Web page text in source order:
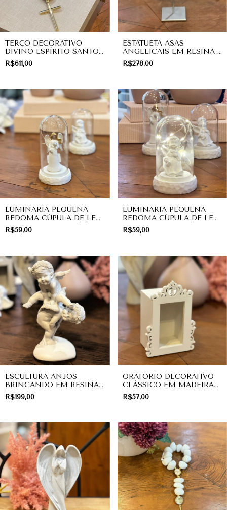
TERÇO DECORATIVO
DIVINO ESPÍRITO SANTO
EM QUARTZO COM
HEMATITA | COLEÇÃO
R$611,00
ESTATUETA ASAS
ANGELICAIS EM RESINA |
DIVINO
R$278,00
LUMINÁRIA PEQUENA
REDOMA CÚPULA DE LED
ANJO DE LUZ EM PÉ |
DIVINO
R$59,00
LUMINÁRIA PEQUENA
REDOMA CÚPULA DE LED
ANJINHO DE LUZ |
DIVINO
R$59,00
ESCULTURA ANJOS
BRINCANDO EM RESINA |
DIVINO
R$199,00
ORATÓRIO DECORATIVO
CLÁSSICO EM MADEIRA
BRANCO | DIVINO
R$57,00